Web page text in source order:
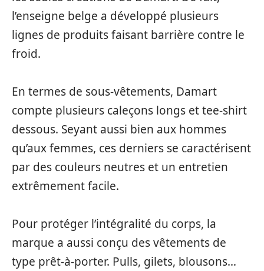
l’enseigne belge a développé plusieurs
lignes de produits faisant barrière contre le
froid.
En termes de sous-vêtements, Damart
compte plusieurs caleçons longs et tee-shirt
dessous. Seyant aussi bien aux hommes
qu’aux femmes, ces derniers se caractérisent
par des couleurs neutres et un entretien
extrêmement facile.
Pour protéger l’intégralité du corps, la
marque a aussi conçu des vêtements de
type prêt-à-porter. Pulls, gilets, blousons…